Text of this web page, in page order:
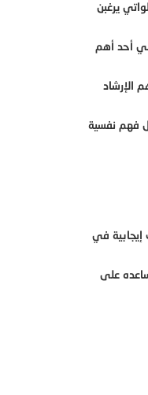
يرغبن
أحد أهم
الإرشاد
فهم نفسية
إيجابية في
على